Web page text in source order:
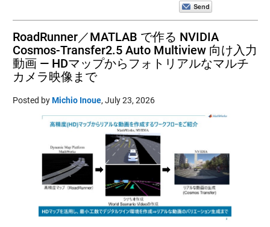
RoadRunner／MATLAB で作る NVIDIA
Cosmos-Transfer2.5 Auto Multiview 向け入力
動画 — HDマップからフォトリアルなマルチ
カメラ映像まで
Posted byMichio Inoue, July 23, 2026